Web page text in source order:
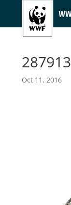
287913
Oct 11, 2016